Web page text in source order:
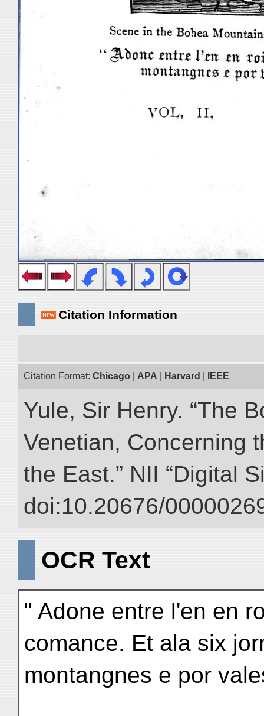
Citation Information
Citation Format: Chicago APA Harvard IEEE
Yule, Sir Henry. “The
Venetian, Concerning
the East.” NII “Digital
doi:10.20676/
OCR Text
" Adone entre l'en en
comance. Et ala six
montangnes e por